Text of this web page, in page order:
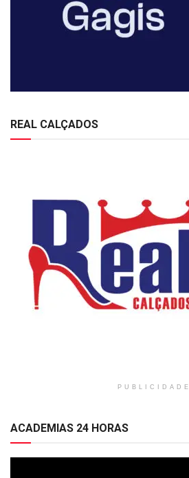
REAL CALÇADOS
PUBLICIDADE
ACADEMIAS 24 HORAS